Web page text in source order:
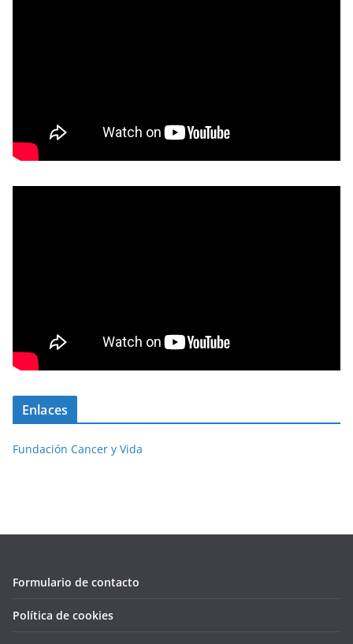
Enlaces
Fundación Cancer y Vida
Formulario de contacto
Política de cookies